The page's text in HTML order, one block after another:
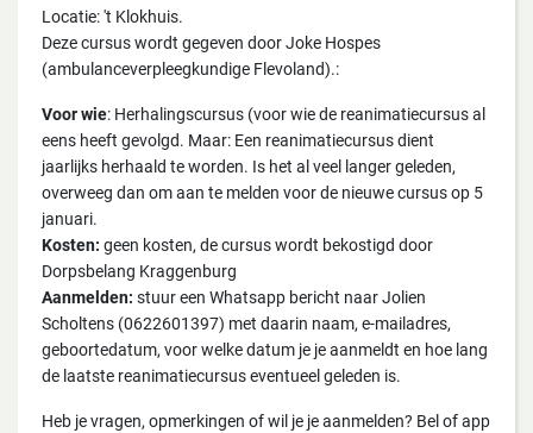
Locatie: 't Klokhuis.
Deze cursus wordt gegeven door Joke Hospes
(ambulanceverpleegkundige Flevoland).:
Voor wie: Herhalingscursus (voor wie de reanimatiecursus al
eens heeft gevolgd. Maar: Een reanimatiecursus dient
jaarlijks herhaald te worden. Is het al veel langer geleden,
overweeg dan om aan te melden voor de nieuwe cursus op 5
januari.
Kosten: geen kosten, de cursus wordt bekostigd door
Dorpsbelang Kraggenburg
Aanmelden: stuur een Whatsapp bericht naar Jolien
Scholtens (0622601397) met daarin naam, e-mailadres,
geboortedatum, voor welke datum je je aanmeldt en hoe lang
de laatste reanimatiecursus eventueel geleden is.
Heb je vragen, opmerkingen of wil je je aanmelden? Bel of app